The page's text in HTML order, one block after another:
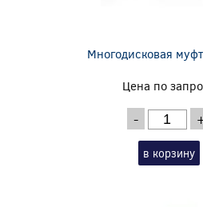
Многодисковая
Цена по
-
в корзину